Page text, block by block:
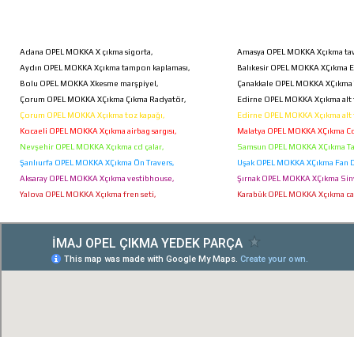
Adana OPEL MOKKA X çıkma sigorta,
Amasya OPEL MOKKA Xçıkma
Aydın OPEL MOKKA Xçıkma tampon kaplaması,
Balıkesir OPEL MOKKA
Bolu OPEL MOKKA Xkesme marşpiyel,
Çanakkale OPEL MOKKA XÇıkma
Çorum OPEL MOKKA XÇıkma Çıkma Radyatör,
Edirne OPEL MOKKA Xçıkma
Çorum OPEL MOKKA Xçıkma toz kapağı,
Edirne OPEL MOKKA Xçıkma
Kocaeli OPEL MOKKA Xçıkma airbag sargısı,
Malatya OPEL MOKKA XÇıkma
Nevşehir OPEL MOKKA Xçıkma cd çalar,
Samsun OPEL MOKKA XÇıkma
Şanlıurfa OPEL MOKKA XÇıkma Ön Travers,
Uşak OPEL MOKKA XÇıkma Fan
Aksaray OPEL MOKKA Xçıkma vestibhouse,
Şırnak OPEL MOKKA XÇıkma
Yalova OPEL MOKKA Xçıkma fren seti,
Karabük OPEL MOKKA Xçıkma